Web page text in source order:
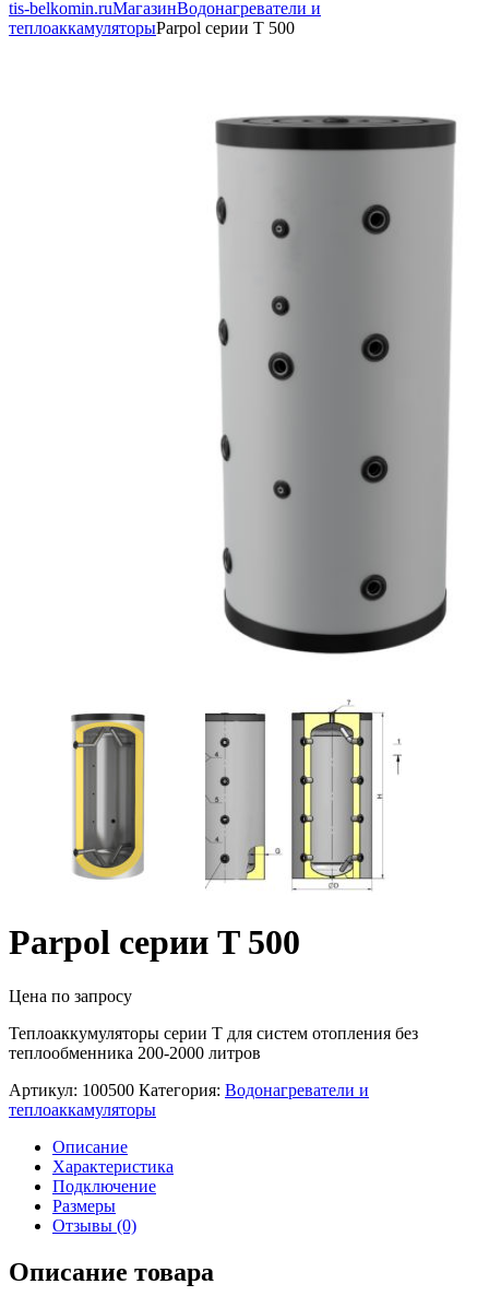
tis-belkomin.ruМагазинВодонагреватели и
теплоаккамуляторыParpol серии T 500
Parpol серии T 500
Цена по запросу
Теплоаккумуляторы серии Т для систем отопления без
теплообменника 200-2000 литров
Артикул: 100500 Категория: Водонагреватели и
теплоаккамуляторы
Описание
Характеристика
Подключение
Размеры
Отзывы (0)
Описание товара